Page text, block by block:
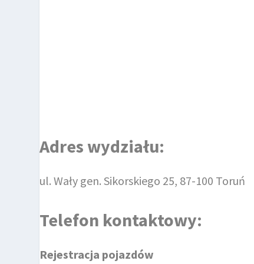
Adres wydziału:
ul. Wały gen. Sikorskiego 25, 87-100 Toruń
Telefon kontaktowy:
Rejestracja pojazdów